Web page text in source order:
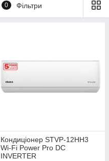
0 Фільтри
Кондиціонер STVP-12HH3
Wi-Fi Power Pro DC
INVERTER